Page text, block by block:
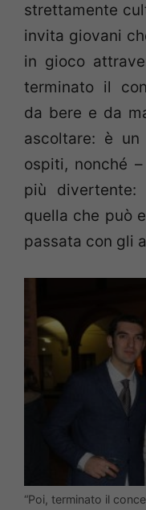
strettamente
invita giovani
in gioco
terminato il
da bere e da
ascoltare: è
ospiti, nonché
più
quella che può
passata con gli
“Poi, terminato il